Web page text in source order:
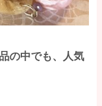
の中でも、人気